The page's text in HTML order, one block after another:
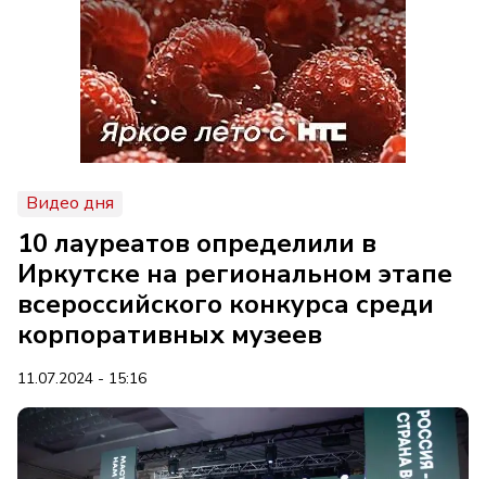
Видео дня
10 лауреатов определили в
Иркутске на региональном этапе
всероссийского конкурса среди
корпоративных музеев
11.07.2024 - 15:16